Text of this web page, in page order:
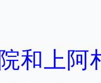
和上阿